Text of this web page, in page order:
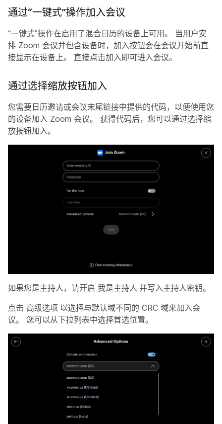
通过“一键式”操作加入会议
“一键式”操作在启用了混合日历的设备上可用。 当用户安
排 Zoom 会议并包含设备时，加入按钮会在会议开始前直
接显示在设备上。 直接点击加入即可进入会议。
通过选择缩放按钮加入
您需要日历邀请或会议末尾链接中提供的代码，以便使用您
的设备加入 Zoom 会议。 获得代码后，您可以通过选择缩
放按钮加入。
如果您是主持人，请开启 我是主持人 并写入主持人密钥。
点击 高级选项 以选择与默认域不同的 CRC 域来加入会
议。 您可以从下拉列表中选择首选位置。